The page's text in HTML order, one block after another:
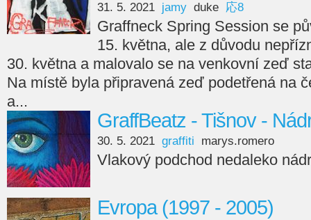
31. 5. 2021 jamy duke 応8
Graffneck Spring Session se
15. května, ale z důvodu
30. května a malovalo se na venkovní zeď
Na místě byla připravená zeď podetřená na
a...
GraffBeatz - Tišnov -
30. 5. 2021 graffiti marys.romero
Vlakový podchod nedaleko
Evropa (1997 - 2005)